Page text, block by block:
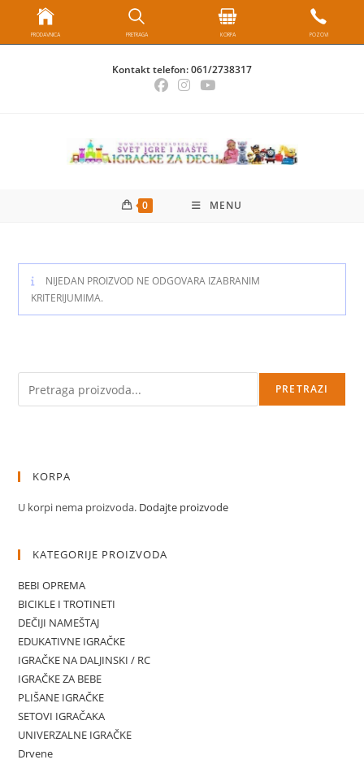
Kontakt telefon:061/2738317
0 MENU
NIJEDAN PROIZVOD NE ODGOVARA IZABRANIM
KRITERIJUMIMA.
PRETRAZI
KORPA
U korpi nema proizvoda. Dodajte proizvode
KATEGORIJE PROIZVODA
BEBI OPREMA
BICIKLE I TROTINETI
DEČIJI NAMEŠTAJ
EDUKATIVNE IGRAČKE
IGRAČKE NA DALJINSKI / RC
IGRAČKE ZA BEBE
PLIŠANE IGRAČKE
SETOVI IGRAČAKA
UNIVERZALNE IGRAČKE
Drvene
PRODAVNICA PRETRAGA KORPA POZOVI